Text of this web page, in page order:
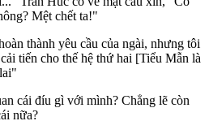
Mệt chết ta!"
thành yêu cầu của ngài, nhưng tôi
tiến cho thế hệ thứ hai [Tiểu Mẫn là
cái đíu gì với mình? Chẳng lẽ còn
nữa?